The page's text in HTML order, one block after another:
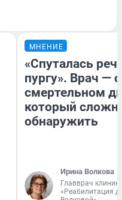
МНЕНИЕ
«Спуталась
пургу». Врач — о
смертельном
который
обнаружить
Ирина Волкова
Главврач
«Реабилитация